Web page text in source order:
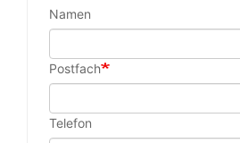
Namen
Postfach
Telefon